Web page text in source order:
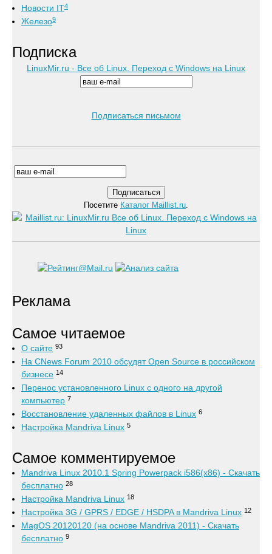
Новости IT4
Железо9
Подписка
LinuxMir.ru - Все об Linux. Переход с Windows на Linux
Подписаться письмом
Посетите Каталог Maillist.ru.
Реклама
Самое читаемое
О сайте 93
На CNews Forum 2010 обсудят Open Source в российском
бизнесе 14
Перенос установленного Linux с одного на другой
компьютер 7
Восстановление удаленных файлов в Linux 6
Настройка Mandriva Linux 5
Самое комментируемое
Mandriva Linux 2010.1 Spring Powerpack i586(x86) - Скачать
бесплатно 28
Настройка Mandriva Linux 18
Настройка 3G / GPRS / EDGE / HSDPA в Mandriva Linux 12
MagOS 20120120 (на основе Mandriva 2011) - Скачать
бесплатно 9